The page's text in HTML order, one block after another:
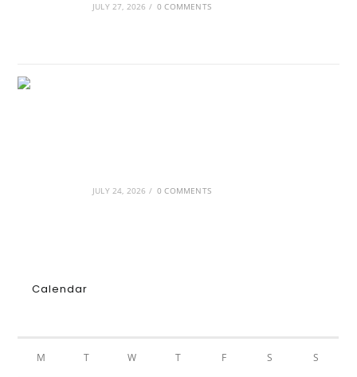
JULY 27, 2026 / 0 COMMENTS
JULY 24, 2026 / 0 COMMENTS
Calendar
M T W T F S S